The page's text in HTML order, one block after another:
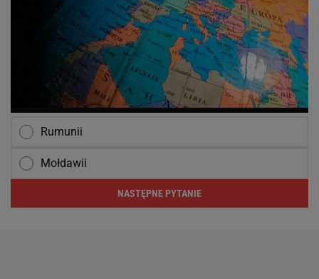
Rumunii
Mołdawii
NASTĘPNE PYTANIE